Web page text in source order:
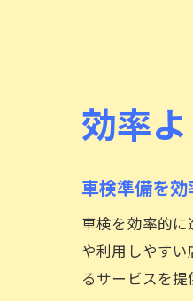
効率
車検準備を
車検を効率的
や利用しやす
るサービスを提